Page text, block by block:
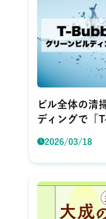
ビル全体の清
ディングで「
2026/03/18